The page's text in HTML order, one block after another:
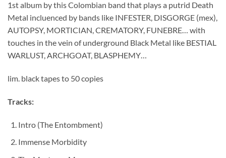
1st album by this Colombian band that plays a putrid Death
Metal incluenced by bands like INFESTER, DISGORGE (mex),
AUTOPSY, MORTICIAN, CREMATORY, FUNEBRE… with
touches in the vein of underground Black Metal like BESTIAL
WARLUST, ARCHGOAT, BLASPHEMY…
lim. black tapes to 50 copies
Tracks:
Intro (The Entombment)
Immense Morbidity